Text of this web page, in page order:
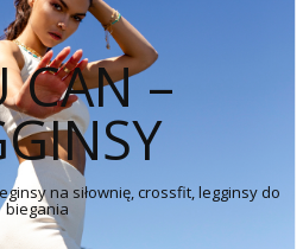
CAN –
na siłownię, crossfit, legginsy do
biegania